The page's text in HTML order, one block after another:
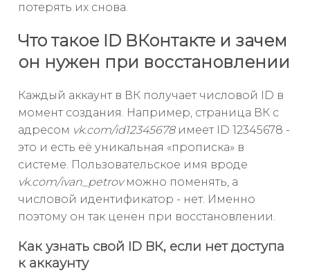
потерять их снова.
Что такое ID ВКонтакте и зачем
он нужен при восстановлении
Каждый аккаунт в ВК получает числовой ID в
момент создания. Например, страница ВК с
адресом vk.com/id12345678имеет ID 12345678 -
это и есть её уникальная «прописка» в
системе. Пользовательское имя вроде
vk.com/ivan_petrovможно поменять, а
числовой идентификатор - нет. Именно
поэтому он так ценен при восстановлении.
Как узнать свой ID ВК, если нет доступа
к аккаунту